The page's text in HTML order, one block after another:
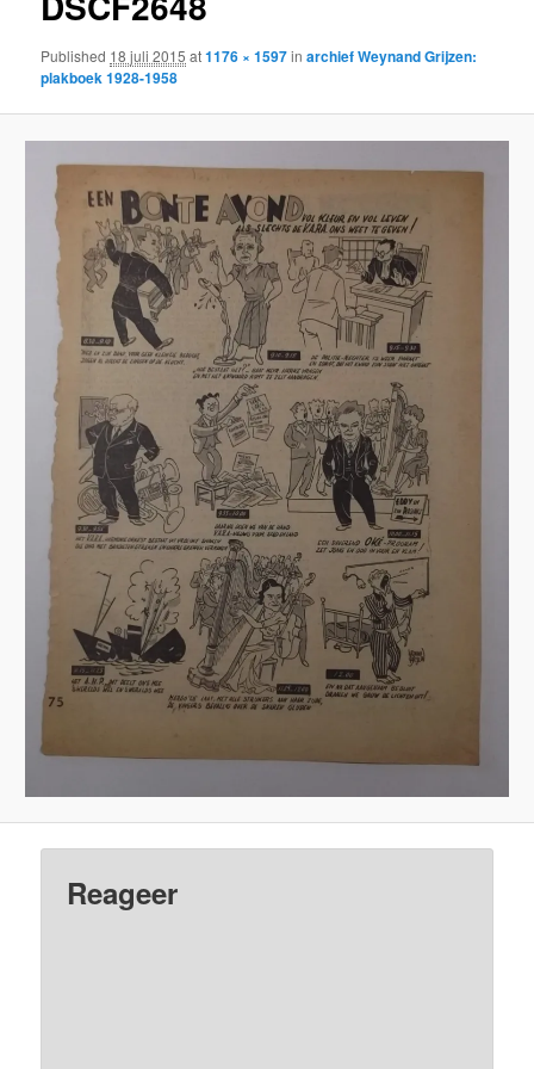
Published 18 juli 2015 at1176 × 1597inarchief Weynand Grijzen:
plakboek 1928-1958
Reageer